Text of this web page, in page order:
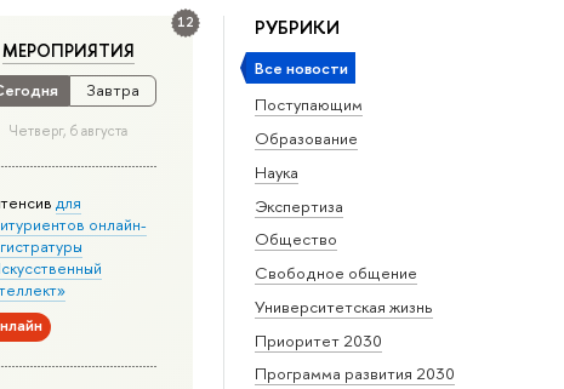
РУБРИКИ
Все новости
Поступающим
Образование
Наука
Экспертиза
Общество
Свободное общение
Университетская жизнь
Приоритет 2030
Программа развития 2030
12
МЕРОПРИЯТИЯ
Завтра
Четверг, 6 августа
для
онлайн-